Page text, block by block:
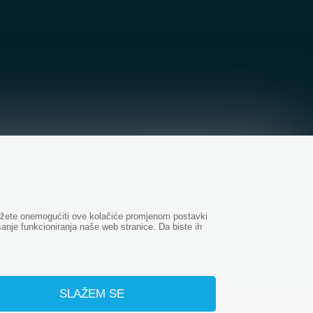
Web dizajnod
onemogućiti ove kolačiće promjenom postavki
funkcioniranja naše web stranice. Da biste ih
SLAŽEM SE